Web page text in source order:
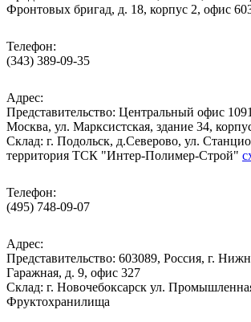
Фронтовых бригад, д. 18, корпус 2, офис
Телефон:
(343) 389-09-35
Адрес:
Представительство: Центральный офис
Москва, ул. Марксистская, здание 34,
Cклад: г. Подольск, д.Северово, ул.
территория ТСК "Интер-Полимер-Строй"
Телефон:
(495) 748-09-07
Адрес:
Представительство: 603089, Россия, г.
Гаражная, д. 9, офис 327
Склад: г. Новочебоксарск ул.
Фруктохранилища